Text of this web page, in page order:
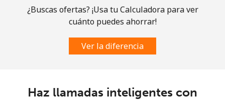
¿Buscas ofertas? ¡Usa tu Calculadora para ver
cuánto puedes ahorrar!
Ver la diferencia
Haz llamadas inteligentes con